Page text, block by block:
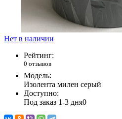
Нет в наличии
Рейтинг:
0 отзывов
Модель:
Изолента милен серый
Доступно:
Под заказ 1-3 дня0